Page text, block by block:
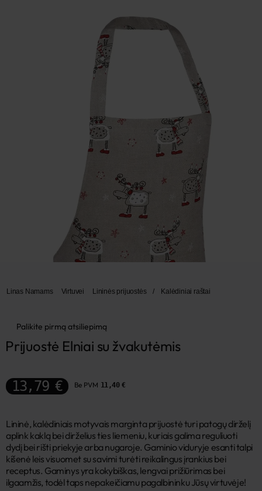
Linas Namams Virtuvei Lininės prijuostės / Kalėdiniai raštai
Palikite pirmą atsiliepimą
Prijuostė Elniai su žvakutėmis
13,79 € Be PVM 11,40 €
Lininė, kalėdiniais motyvais marginta prijuostė turi patogų dirželį
aplink kaklą bei dirželius ties liemeniu, kuriais galima reguliuoti
dydį bei rišti priekyje arba nugaroje. Gaminio viduryje esanti talpi
kišenė leis visuomet su savimi turėti reikalingus įrankius bei
receptus. Gaminys yra kokybiškas, lengvai prižiūrimas bei
ilgaamžis, todėl taps nepakeičiamu pagalbininku Jūsų virtuvėje!